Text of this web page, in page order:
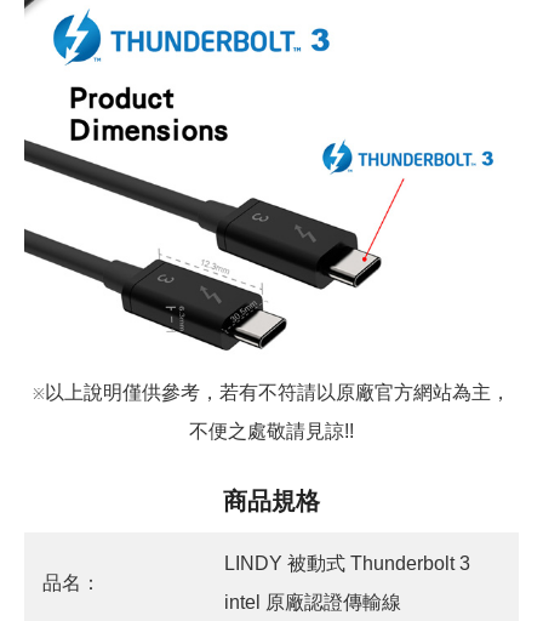
※ 以上說明僅供參考，若有不符請以原廠官方網站為主，
不便之處敬請見諒!!
商品規格
品名：
LINDY 被動式 Thunderbolt 3
intel 原廠認證傳輸線